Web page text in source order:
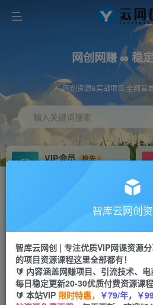
网创网赚 ∞ 稳
网创资源&实战项目 全网首
输入关键词搜索
VIP会员
抢先
会员专属推广链接
网赚网创 项目
365天稳定跟新
首页 创业课程 会员免费 正文
智库云网创
智库云网创 | 专注优质VIP网课资源
的项目资源课程这里全部都有！
🔰 内容涵盖网赚项目、引流技术、电
每日稳定更新20-30优质付费资源课程
🔰 本站VIP 限时特惠， ￥79/年，￥